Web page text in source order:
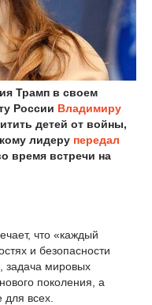
Трамп в своем
России Владимиру
детей от войны,
лидеру передал
время встречи на
что «каждый
и безопасности
задача мировых
поколения, а
всех.